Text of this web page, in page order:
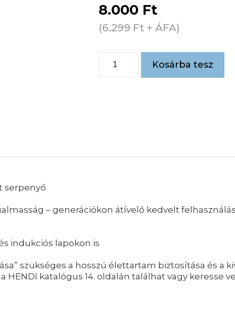
8.000 Ft
(6.299 Ft + ÁFA)
Kosárba tesz
serpenyő
– generációkon átívelő kedvelt
indukciós lapokon is
szükséges a hosszú élettartam biztosítása és a
katalógus 14. oldalán találhat vagy keresse